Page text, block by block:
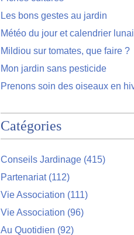
Les bons gestes au jardin
Météo du jour et calendrier
Mildiou sur tomates, que faire ?
Mon jardin sans pesticide
Prenons soin des oiseaux en
Catégories
Conseils Jardinage (415)
Partenariat(112)
Vie Association (111)
Vie Association (96)
Au Quotidien (92)